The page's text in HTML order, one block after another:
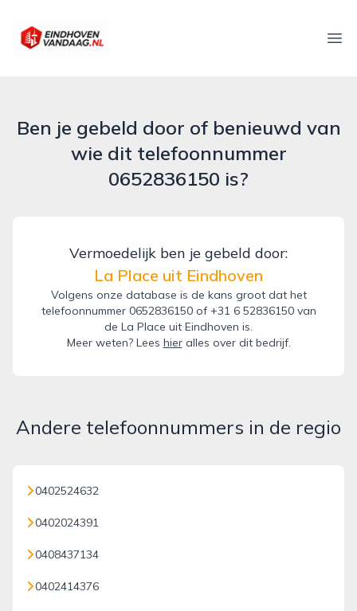
eindhovenvandaag.nl
Ben je gebeld door of benieuwd van
wie dit telefoonnummer
0652836150 is?
Vermoedelijk ben je gebeld door:
La Place uit Eindhoven
Volgens onze database is de kans groot dat het
telefoonnummer 0652836150 of +31 6 52836150 van
de La Place uit Eindhoven is.
Meer weten? Lees hieralles over dit bedrijf.
Andere telefoonnummers in de regio
0402524632
0402024391
0408437134
0402414376